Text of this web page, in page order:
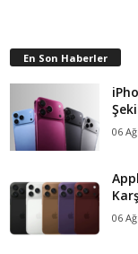
En Son Haberler
06
06